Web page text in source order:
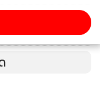
พิษบึงสีไฟ หลังพบ